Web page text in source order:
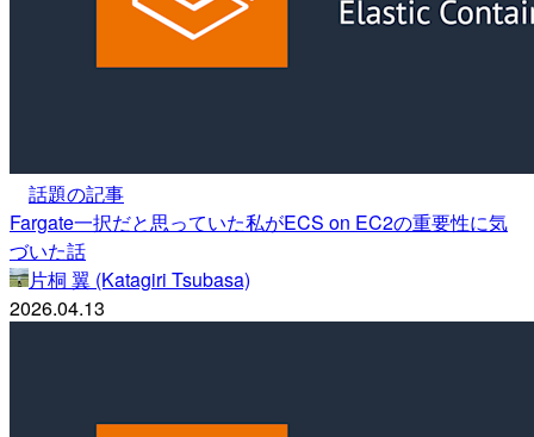
話題の記事
Fargate一択だと思っていた私がECS on EC2の重要性に気
づいた話
片桐 翼 (Katagiri Tsubasa)
2026.04.13